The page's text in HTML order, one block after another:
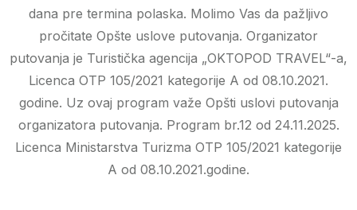
dana pre termina polaska. Molimo Vas da pažljivo
pročitate Opšte uslove putovanja. Organizator
putovanja je Turistička agencija „OKTOPOD TRAVEL“-a,
Licenca OTP 105/2021 kategorije A od 08.10.2021.
godine. Uz ovaj program važe Opšti uslovi putovanja
organizatora putovanja. Program br.12 od 24.11.2025.
Licenca Ministarstva Turizma OTP 105/2021 kategorije
A od 08.10.2021.godine.